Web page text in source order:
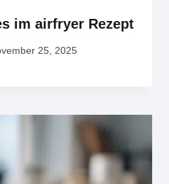
im airfryer Rezept
25, 2025